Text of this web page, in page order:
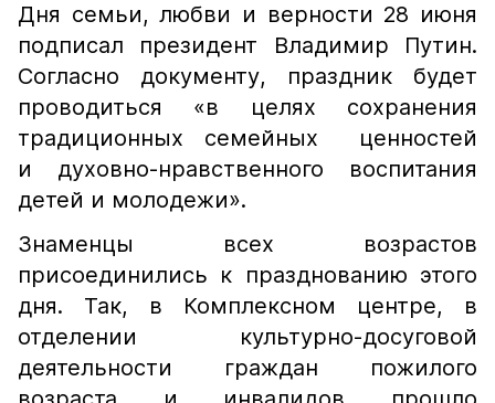
Дня семьи, любви и верности 28 июня
подписал президент Владимир Путин.
Согласно документу, праздник будет
проводиться «в целях сохранения
традиционных семейных ценностей
и духовно-нравственного воспитания
детей и молодежи».
Знаменцы всех возрастов
присоединились к празднованию этого
дня. Так, в Комплексном центре, в
отделении культурно-досуговой
деятельности граждан пожилого